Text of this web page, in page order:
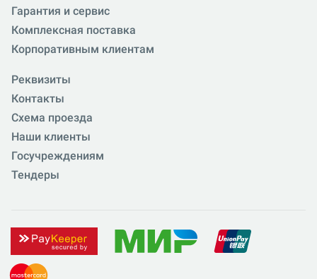
Гарантия и сервис
Комплексная поставка
Корпоративным клиентам
Реквизиты
Контакты
Схема проезда
Наши клиенты
Госучреждениям
Тендеры